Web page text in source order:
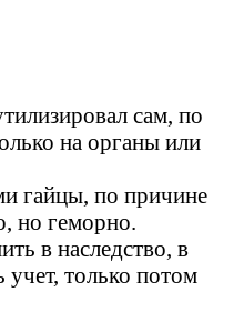
сам, по
на органы или
гайцы, по причине
но геморно.
в наследство, в
учет, только потом